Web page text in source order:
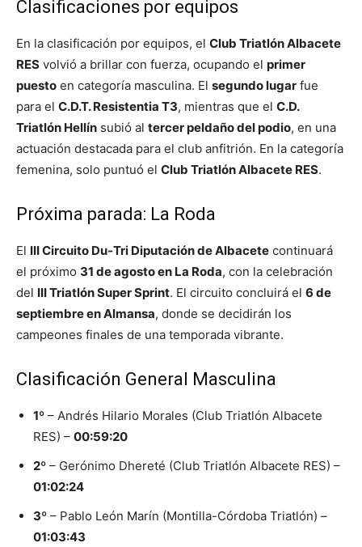
Clasificaciones por equipos
En la clasificación por equipos, el Club Triatlón Albacete
RES volvió a brillar con fuerza, ocupando el primer
puesto en categoría masculina. El segundo lugar fue
para el C.D.T. Resistentia T3, mientras que el C.D.
Triatlón Hellín subió al tercer peldaño del podio, en una
actuación destacada para el club anfitrión. En la categoría
femenina, solo puntuó el Club Triatlón Albacete RES.
Próxima parada: La Roda
El III Circuito Du-Tri Diputación de Albacete continuará
el próximo 31 de agosto en La Roda, con la celebración
del III Triatlón Super Sprint. El circuito concluirá el 6 de
septiembre en Almansa, donde se decidirán los
campeones finales de una temporada vibrante.
Clasificación General Masculina
1º – Andrés Hilario Morales (Club Triatlón Albacete
RES) – 00:59:20
2º – Gerónimo Dhereté (Club Triatlón Albacete RES) –
01:02:24
3º – Pablo León Marín (Montilla-Córdoba Triatlón) –
01:03:43